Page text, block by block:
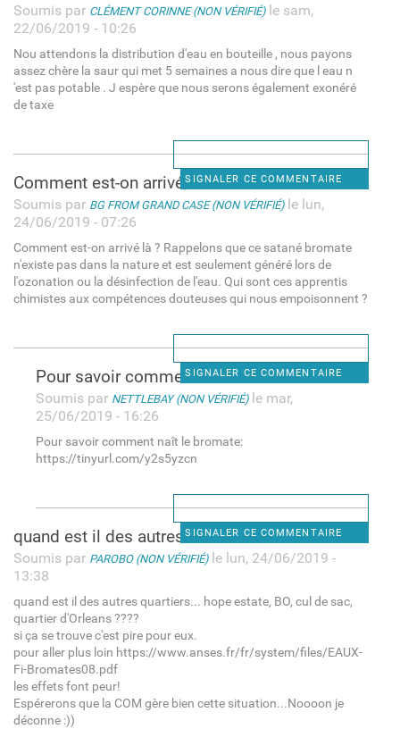
Soumis par CLÉMENT CORINNE (NON VÉRIFIÉ)le sam,
22/06/2019 - 10:26
Nou attendons la distribution d'eau en bouteille , nous payons
assez chère la saur qui met 5 semaines a nous dire que l eau n
'est pas potable . J espère que nous serons également exonéré
de taxe
SIGNALER CE COMMENTAIRE
Comment est-on arrivé là ?
Soumis par BG FROM GRAND CASE (NON VÉRIFIÉ)le lun,
24/06/2019 - 07:26
Comment est-on arrivé là ? Rappelons que ce satané bromate
n'existe pas dans la nature et est seulement généré lors de
l'ozonation ou la désinfection de l'eau. Qui sont ces apprentis
chimistes aux compétences douteuses qui nous empoisonnent ?
SIGNALER CE COMMENTAIRE
Pour savoir comment naît le
Soumis par NETTLEBAY (NON VÉRIFIÉ)le mar,
25/06/2019 - 16:26
Pour savoir comment naît le bromate:
https://tinyurl.com/y2s5yzcn
SIGNALER CE COMMENTAIRE
quand est il des autres
Soumis par PAROBO (NON VÉRIFIÉ)le lun, 24/06/2019 -
13:38
quand est il des autres quartiers... hope estate, BO, cul de sac,
quartier d'Orleans ????
si ça se trouve c'est pire pour eux.
pour aller plus loin https://www.anses.fr/fr/system/files/EAUX-
Fi-Bromates08.pdf
les effets font peur!
Espérerons que la COM gère bien cette situation...Noooon je
déconne :))